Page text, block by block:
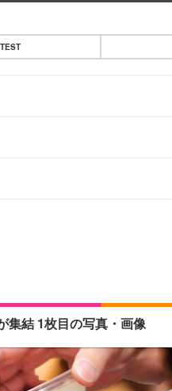
集結 1枚目の写真・画像